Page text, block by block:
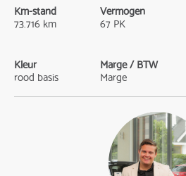
Km-stand
73.716 km
Vermogen
67 PK
Kleur
rood basis
Marge / BTW
Marge